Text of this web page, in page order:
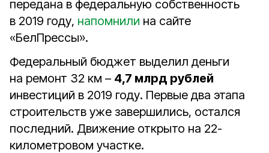
передана в федеральную собственность
в 2019 году, напомнили на сайте
«БелПрессы».
Федеральный бюджет выделил деньги
на ремонт 32 км – 4,7 млрд рублей
инвестиций в 2019 году. Первые два этапа
строительств уже завершились, остался
последний. Движение открыто на 22-
километровом участке.